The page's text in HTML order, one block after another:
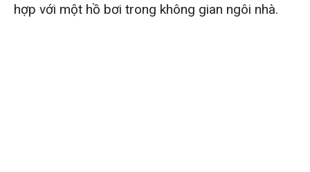
hợp với một hồ bơi trong không gian ngôi nhà.